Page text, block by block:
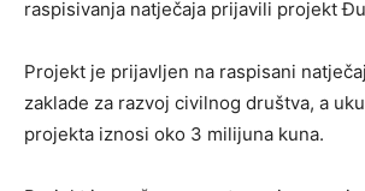
raspisivanja natječaja prijavili projekt
Projekt je prijavljen na raspisani
zaklade za razvoj civilnog društva, a
projekta iznosi oko 3 milijuna kuna.